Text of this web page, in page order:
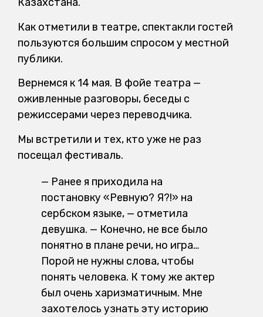
Казахстана.
Как отметили в театре, спектакли гостей
пользуются большим спросом у местной
публики.
Вернемся к 14 мая. В фойе театра —
оживленные разговоры, беседы с
режиссерами через переводчика.
Мы встретили и тех, кто уже не раз
посещал фестиваль.
— Ранее я приходила на
постановку «Ревную? Я?!» на
сербском языке, — отметила
девушка. — Конечно, не все было
понятно в плане речи, но игра…
Порой не нужны слова, чтобы
понять человека. К тому же актер
был очень харизматичным. Мне
захотелось узнать эту историю